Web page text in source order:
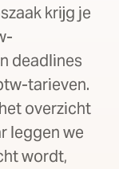
krijg je
deadlines
tarieven.
overzicht
leggen we
wordt,